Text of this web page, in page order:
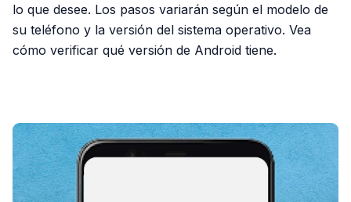
lo que desee. Los pasos variarán según el modelo de
su teléfono y la versión del sistema operativo. Vea
cómo verificar qué versión de Android tiene.